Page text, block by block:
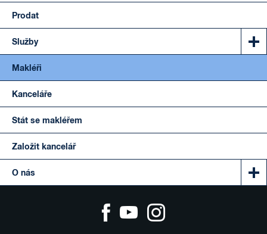
Prodat
Služby
Makléři
Kanceláře
Stát se makléřem
Založit kancelář
O nás